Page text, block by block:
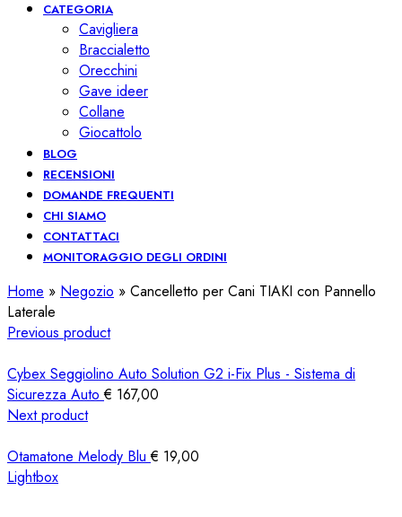
CATEGORIA
Cavigliera
Braccialetto
Orecchini
Gave ideer
Collane
Giocattolo
BLOG
RECENSIONI
DOMANDE FREQUENTI
CHI SIAMO
CONTATTACI
MONITORAGGIO DEGLI ORDINI
Home » Negozio » Cancelletto per Cani TIAKI con Pannello
Laterale
Previous product
Cybex Seggiolino Auto Solution G2 i-Fix Plus - Sistema di
Sicurezza Auto€ 167,00
Next product
Otamatone Melody Blu€ 19,00
Lightbox